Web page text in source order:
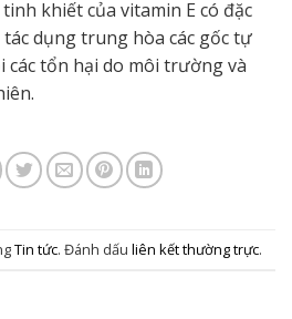
khiết của vitamin E có đặc
dụng trung hòa các gốc tự
các tổn hại do môi trường và
Tin tức. Đánh dấu liên kết thường trực.